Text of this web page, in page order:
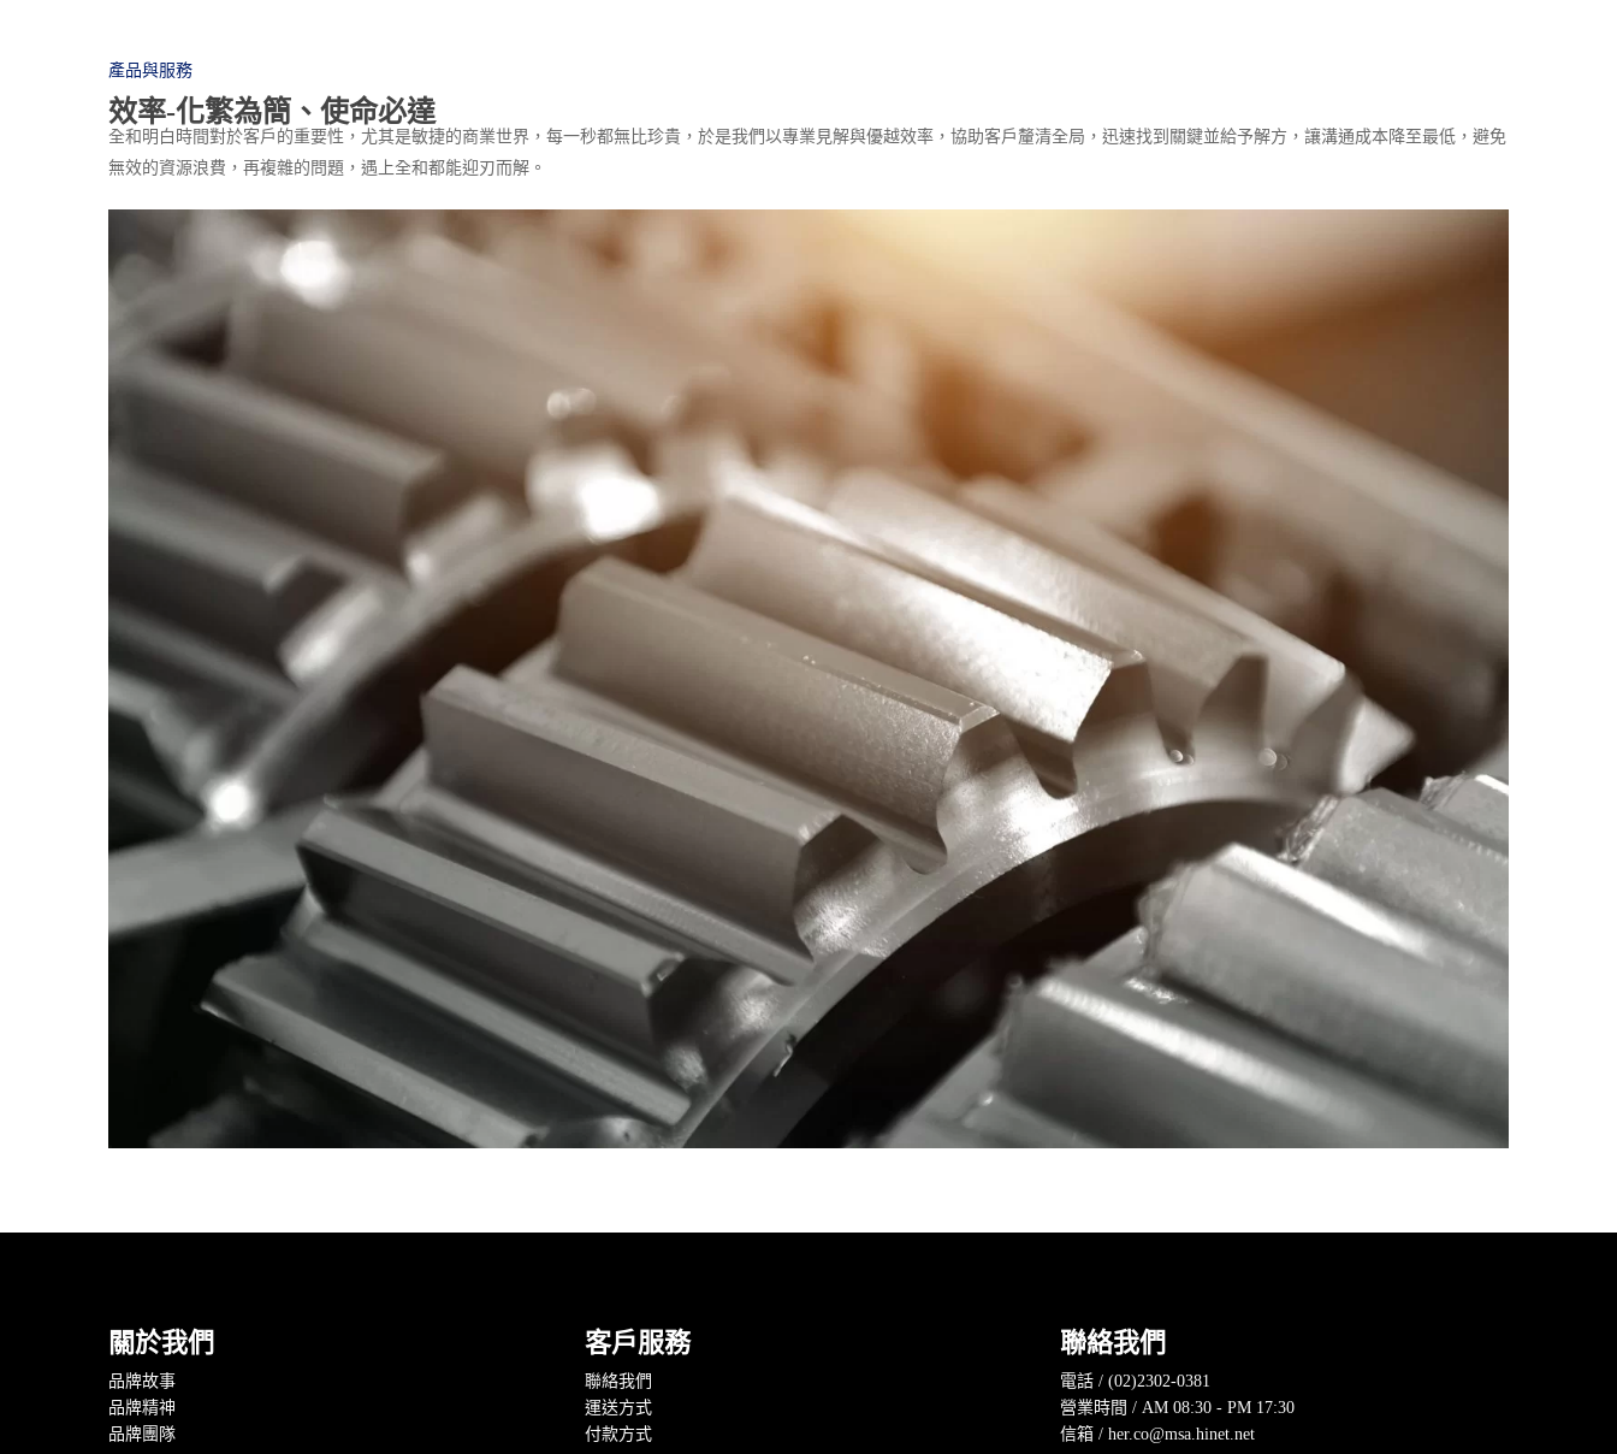
產品與服務
效率-化繁為簡、使命必達
全和明白時間對於客戶的重要性，尤其是敏捷的商業世界，每一秒都無比珍貴，於是我們以專業見解與優越效率，協助客戶釐清全局，迅速找到關鍵並給予解方，讓溝通成本降至最低，避免
無效的資源浪費，再複雜的問題，遇上全和都能迎刃而解。
關於我們
品牌故事
品牌精神
品牌團隊
客戶服務
聯絡我們
運送方式
付款方式
聯絡我們
電話 / (02)2302-0381
營業時間 / AM 08:30 - PM 17:30
信箱 / her.co@msa.hinet.net